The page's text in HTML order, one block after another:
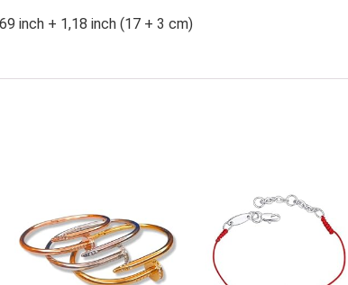
inch + 1,18 inch (17 + 3 cm)